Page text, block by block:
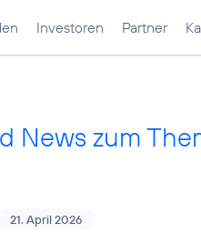
Investoren Partner
News zum
21. April 2026